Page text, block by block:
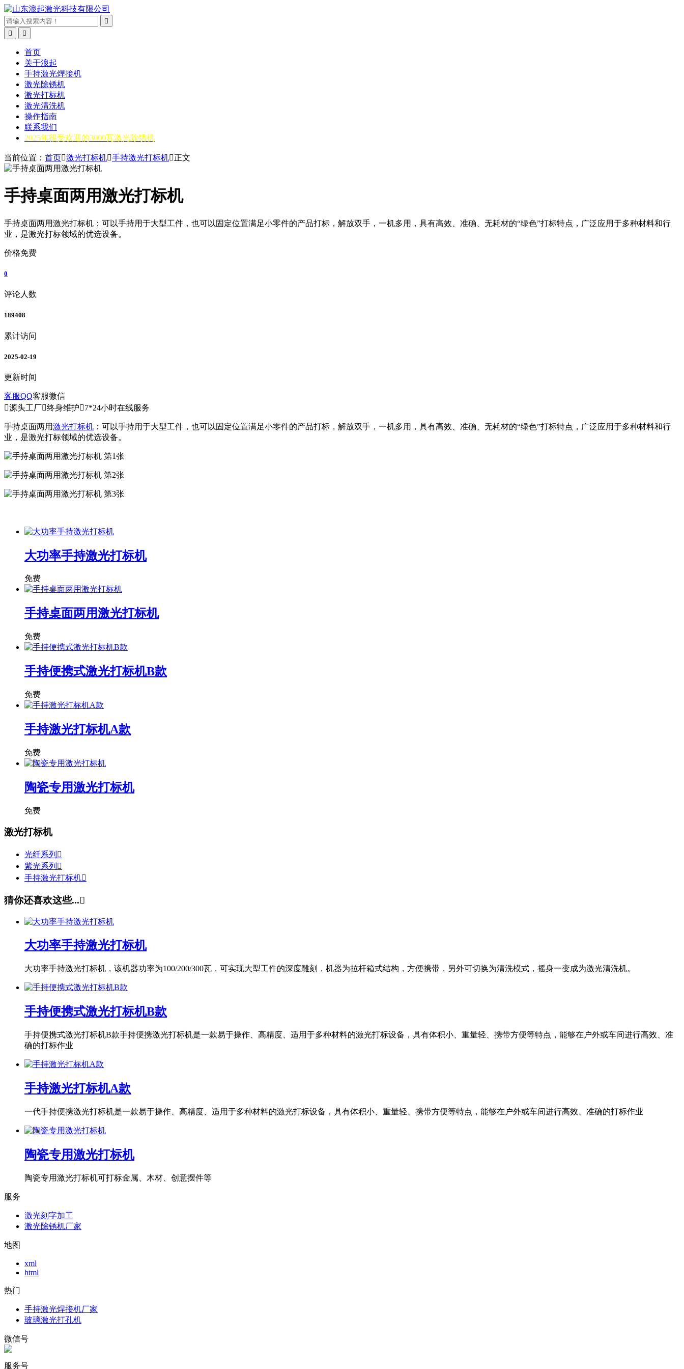



首页
关于浪起
手持激光焊接机
激光除锈机
激光打标机
激光清洗机
操作指南
联系我们
2025年很受欢迎的3000瓦激光除锈机
当前位置： 首页激光打标机手持激光打标机正文
手持桌面两用激光打标机
​手持桌面两用激光打标机：可以手持用于大型工件，也可以固定位置满足小零件的产品打标，解放双手，一机多用，具有高效、准确、无耗材的“绿色”打标特点，广泛应用于多种材料和行
业，是激光打标领域的优选设备。
价格免费
0
评论人数
189408
累计访问
2025-02-19
更新时间
客服QQ客服微信
源头工厂终身维护7*24小时在线服务
手持桌面两用激光打标机 ：可以手持用于大型工件，也可以固定位置满足小零件的产品打标，解放双手，一机多用，具有高效、准确、无耗材的“绿色”打标特点，广泛应用于多种材料和行
业，是激光打标领域的优选设备。
大功率手持激光打标机
免费
手持桌面两用激光打标机
免费
手持便携式激光打标机B款
免费
手持激光打标机A款
免费
陶瓷专用激光打标机
免费
激光打标机
光纤系列 
紫光系列 
手持激光打标机
猜你还喜欢这些...
大功率手持激光打标机
大功率手持激光打标机，该机器功率为100/200/300瓦，可实现大型工件的深度雕刻，机器为拉杆箱式结构，方便携带，另外可切换为清洗模式，摇身一变成为激光清洗机。
手持便携式激光打标机B款
手持便携式激光打标机B款手持便携激光打标机是一款易于操作、高精度、适用于多种材料的激光打标设备，具有体积小、重量轻、携带方便等特点，能够在户外或车间进行高效、准
确的打标作业
手持激光打标机A款
一代手持便携激光打标机是一款易于操作、高精度、适用于多种材料的激光打标设备，具有体积小、重量轻、携带方便等特点，能够在户外或车间进行高效、准确的打标作业
陶瓷专用激光打标机
陶瓷专用激光打标机可打标金属、木材、创意摆件等
服务
激光刻字加工
激光除锈机厂家
地图
xml
html
热门
手持激光焊接机厂家
玻璃激光打孔机
微信号
服务号